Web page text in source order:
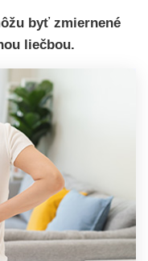
byť zmiernené
liečbou.